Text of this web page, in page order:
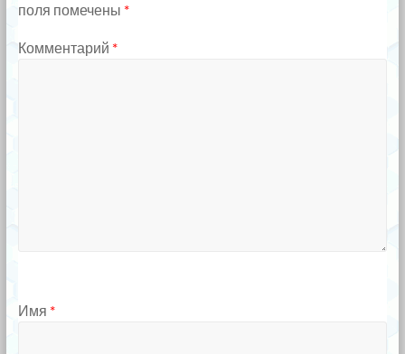
поля помечены *
Комментарий *
Имя *